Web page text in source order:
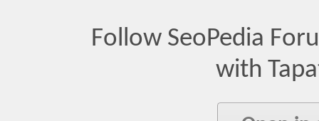
Follow SeoPedia
with